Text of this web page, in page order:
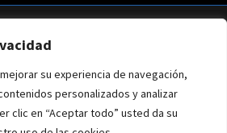
su experiencia de navegación,
personalizados y analizar
clic en “Aceptar todo” usted da su
Privacidad
Política de Cookies
Branding Creative